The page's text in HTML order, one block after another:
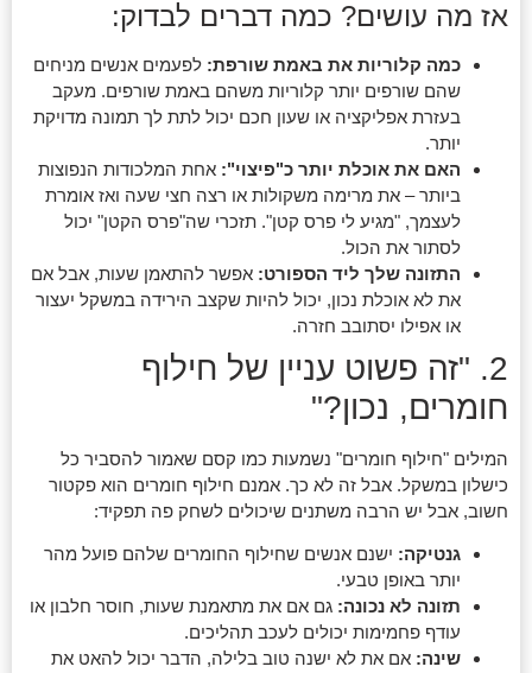
אז מה עושים? כמה דברים לבדוק:
כמה קלוריות את באמת שורפת: לפעמים אנשים מניחים
שהם שורפים יותר קלוריות משהם באמת שורפים. מעקב
בעזרת אפליקציה או שעון חכם יכול לתת לך תמונה מדויקת
יותר.
האם את אוכלת יותר כ"פיצוי": אחת המלכודות הנפוצות
ביותר – את מרימה משקולות או רצה חצי שעה ואז אומרת
לעצמך, "מגיע לי פרס קטן". תזכרי שה"פרס הקטן" יכול
לסתור את הכול.
התזונה שלך ליד הספורט: אפשר להתאמן שעות, אבל אם
את לא אוכלת נכון, יכול להיות שקצב הירידה במשקל יעצור
או אפילו יסתובב חזרה.
2. "זה פשוט עניין של חילוף
חומרים, נכון?"
המילים "חילוף חומרים" נשמעות כמו קסם שאמור להסביר כל
כישלון במשקל. אבל זה לא כך. אמנם חילוף חומרים הוא פקטור
חשוב, אבל יש הרבה משתנים שיכולים לשחק פה תפקיד:
גנטיקה: ישנם אנשים שחילוף החומרים שלהם פועל מהר
יותר באופן טבעי.
תזונה לא נכונה: גם אם את מתאמנת שעות, חוסר חלבון או
עודף פחמימות יכולים לעכב תהליכים.
שינה: אם את לא ישנה טוב בלילה, הדבר יכול להאט את